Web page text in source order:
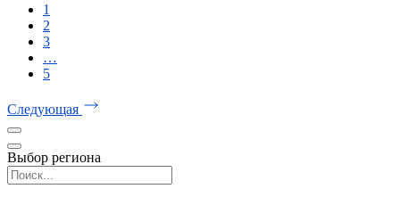
1
2
3
…
5
Следующая
Выбор региона